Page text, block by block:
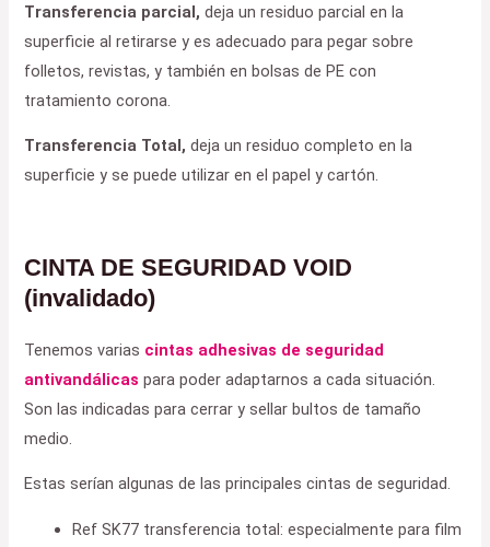
Transferencia parcial, deja un residuo parcial en la
superficie al retirarse y es adecuado para pegar sobre
folletos, revistas, y también en bolsas de PE con
tratamiento corona.
Transferencia Total, deja un residuo completo en la
superficie y se puede utilizar en el papel y cartón.
CINTA DE SEGURIDAD VOID
(invalidado)
Tenemos varias cintas adhesivas de seguridad
antivandálicas para poder adaptarnos a cada situación.
Son las indicadas para cerrar y sellar bultos de tamaño
medio.
Estas serían algunas de las principales cintas de seguridad.
Ref SK77 transferencia total: especialmente para film